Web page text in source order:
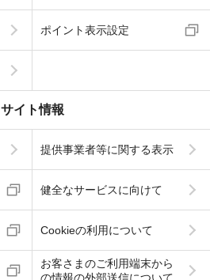
ポイント表示設定
サイト情報
提供事業者等に関する表示
健全なサービスに向けて
Cookieの利用について
お客さまのご利用端末から
の情報の外部送信について